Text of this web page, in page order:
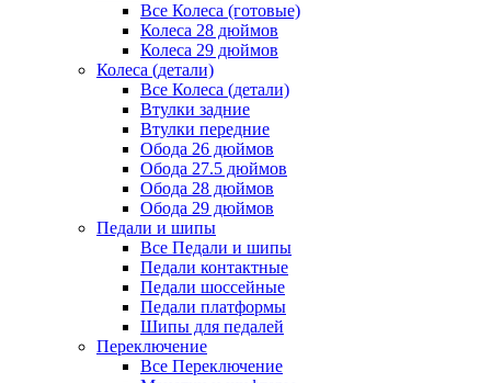
Все Колеса (готовые)
Колеса 28 дюймов
Колеса 29 дюймов
Колеса (детали)
Все Колеса (детали)
Втулки задние
Втулки передние
Обода 26 дюймов
Обода 27.5 дюймов
Обода 28 дюймов
Обода 29 дюймов
Педали и шипы
Все Педали и шипы
Педали контактные
Педали шоссейные
Педали платформы
Шипы для педалей
Переключение
Все Переключение